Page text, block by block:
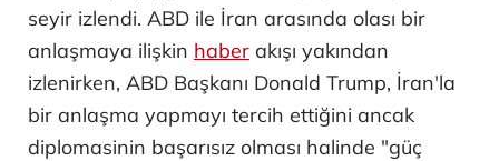
seyir izlendi. ABD ile İran arasında olası bir
anlaşmaya ilişkin haber akışı yakından
izlenirken, ABD Başkanı Donald Trump, İran'la
bir anlaşma yapmayı tercih ettiğini ancak
diplomasinin başarısız olması halinde "güç